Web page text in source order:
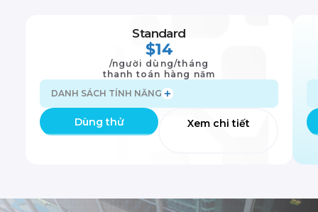
Standard
$14
/người dùng/tháng
thanh toán hàng năm
DANH SÁCH TÍNH NĂNG
Dùng thử Xem chi tiết